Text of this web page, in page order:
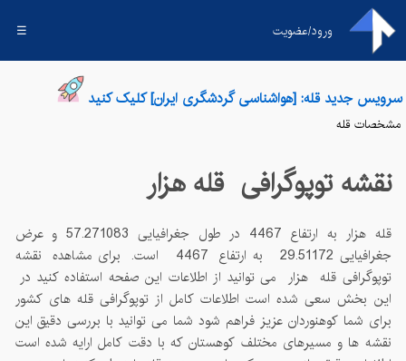
ورود/عضویت ☰
سرویس جدید قله: [هواشناسی گردشگری ایران] کلیک کنید
مشخصات قله
نقشه توپوگرافی قلههزار
قلههزار 4467
57.271083 و عرض
جغرافیایی 29.51172
4467
است. برای مشاهده نقشه
توپوگرافی قلههزار
می توانید از اطلاعات این صفحه استفاده کنید در
این بخش سعی شده است اطلاعات کامل از توپوگرافی قله های کشور
برای شما کوهنوردان عزیز فراهم شود شما می توانید با بررسی دقیق این
نقشه ها و مسیرهای مختلف کوهستان که با دقت کامل ارایه شده است